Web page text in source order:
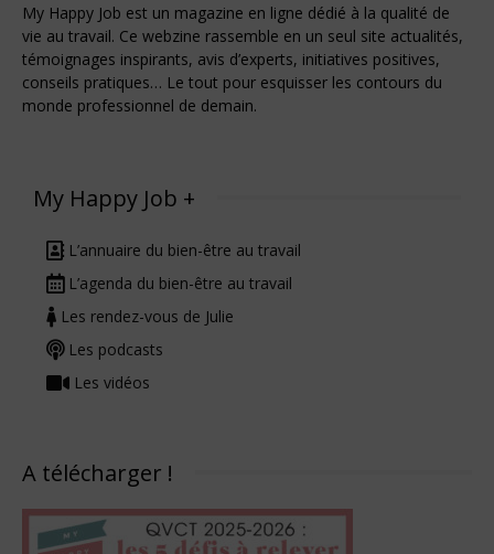
My Happy Job est un magazine en ligne dédié à la qualité de
vie au travail. Ce webzine rassemble en un seul site actualités,
témoignages inspirants, avis d’experts, initiatives positives,
conseils pratiques… Le tout pour esquisser les contours du
monde professionnel de demain.
My Happy Job +
L’annuaire du bien-être au travail
L’agenda du bien-être au travail
Les rendez-vous de Julie
Les podcasts
Les vidéos
A télécharger !